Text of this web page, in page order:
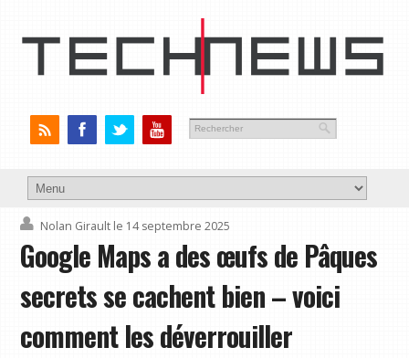
Nolan Girault le 14 septembre 2025
Google Maps a des œufs de Pâques
secrets se cachent bien – voici
comment les déverrouiller